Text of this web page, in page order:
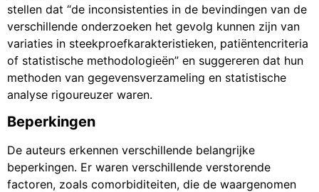
stellen dat “de inconsistenties in de bevindingen van de
verschillende onderzoeken het gevolg kunnen zijn van
variaties in steekproefkarakteristieken, patiëntencriteria
of statistische methodologieën” en suggereren dat hun
methoden van gegevensverzameling en statistische
analyse rigoureuzer waren.
Beperkingen
De auteurs erkennen verschillende belangrijke
beperkingen. Er waren verschillende verstorende
factoren, zoals comorbiditeiten, die de waargenomen